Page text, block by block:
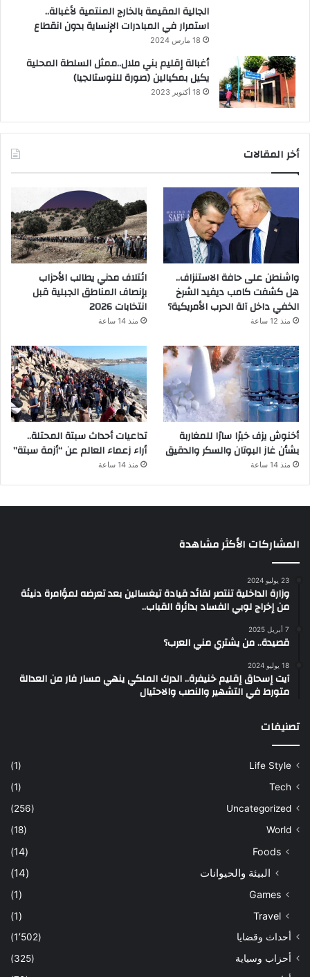
الجالية المقيمة بالخارج المنتمية لأغبالة..
استمرار في المبادرات الإنساية بدون انقطاع
18 مارس 2024
أغبالة إقليم بني ملال..ممثل السلطة المحلية
يكيل بمكيالين (صورة للنوستالجيا)
18 أكتوبر 2023
أخر المقالات
واشنطن على حافة الاستنزاف..
هل كشفت كامب ديفيد الشرخ
الخفي داخل آلة الحرب الأمريكية؟
منذ 12 ساعة
ائتلاف مدني يطالب الأحزاب
بإنصاف المناطق الجبلية قبل
انتخابات 2026
منذ 14 ساعة
أخنوش يزف خبرًا سارًا للمغاربة
بشأن غاز البوتان والسكر والدقيق
منذ 14 ساعة
تداعيات أحداث سبتة المحتلة..
أراء زعماء العالم عن “أزمة سبتة”
منذ 14 ساعة
المشاركات الأكثر مشاهدة
23 يوليو 2024
وزارة الداخلية تنتصر لقائد قيادة تيغسالين بعد تعرضه لمؤامرة دنيئة
من إخراج لوبي الفساد بدائرة القباب..
7 أبريل 2025
قصيدة.. من يشتري مني العرب؟
18 يوليو 2024
آيت إسحاق إقليم خنيفرة.. الدرك الملكي ينهي مسار فار من العدالة
متورط في التشهير والنصب والاحتيال
تصنيفات
Life Style
(1)
Tech
(1)
Uncategorized
(256)
World
(18)
Foods
(14)
البيئة والحيوانات (14)
Games
(1)
Travel
(1)
أحداث وقضايا
(1٬502)
أحزاب وسياية
(325)